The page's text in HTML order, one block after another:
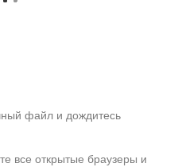
файл и дождитесь
все открытые браузеры и